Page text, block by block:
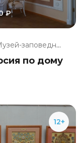
₽
Музей-заповедник «Полотняный З...
по дому
12+